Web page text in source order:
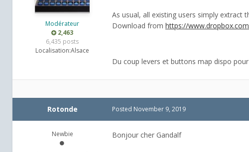
Modérateur
2,463
6,435 posts
Localisation:Alsace
As usual, all existing users simply
Download from https://
Du coup levers et buttons map dispo
Rotonde
Newbie
Posted November 9, 2019
Bonjour cher Gandalf